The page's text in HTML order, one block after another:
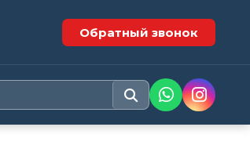
Обратный звонок